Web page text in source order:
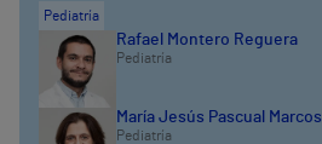
Pediatría
Rafael Montero Reguera
Pediatría
María Jesús Pascual Marcos
Pediatría